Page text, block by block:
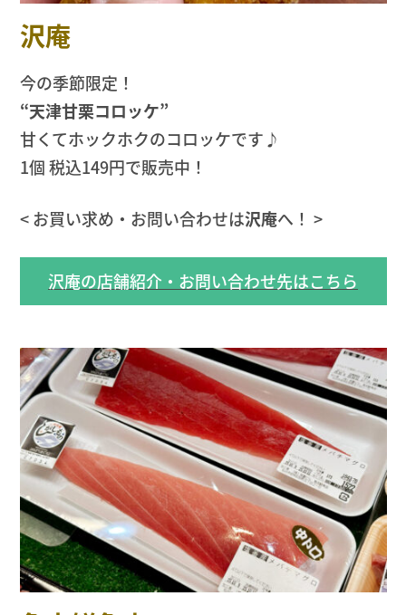
沢庵
今の季節限定！
“天津甘栗コロッケ”
甘くてホックホクのコロッケです♪
1個 税込149円で販売中！
< お買い求め・お問い合わせは沢庵へ！ >
沢庵の店舗紹介・お問い合わせ先はこちら